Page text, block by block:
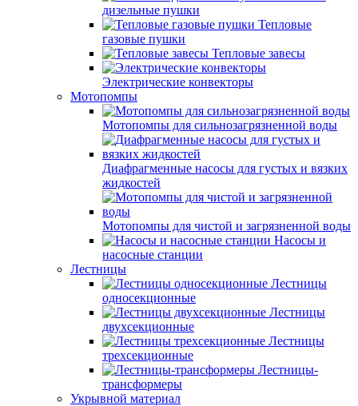
дизельные пушки
Тепловые
газовые пушки
Тепловые завесы
Электрические конвекторы
Мотопомпы
Мотопомпы для сильнозагрязненной воды
Диафрагменные насосы для густых и вязких
жидкостей
Мотопомпы для чистой и загрязненной воды
Насосы и
насосные станции
Лестницы
Лестницы
односекционные
Лестницы
двухсекционные
Лестницы
трехсекционные
Лестницы-
трансформеры
Укрывной материал